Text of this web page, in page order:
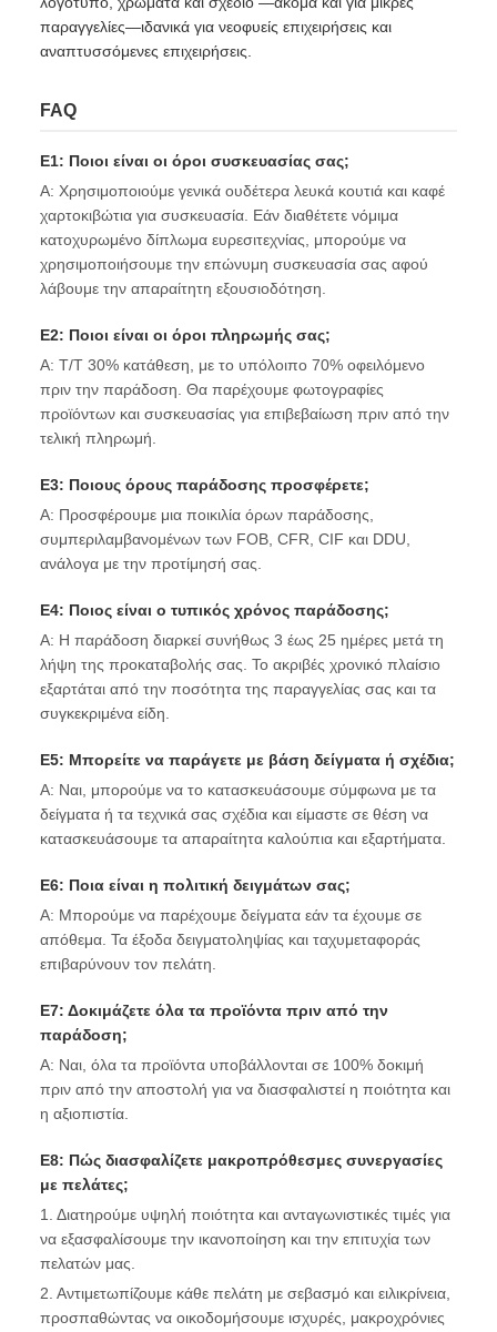
παραγγελίες—ιδανικά για νεοφυείς επιχειρήσεις και
αναπτυσσόμενες επιχειρήσεις.
FAQ
Ε1: Ποιοι είναι οι όροι συσκευασίας σας;
Α: Χρησιμοποιούμε γενικά ουδέτερα λευκά κουτιά και καφέ
χαρτοκιβώτια για συσκευασία. Εάν διαθέτετε νόμιμα
κατοχυρωμένο δίπλωμα ευρεσιτεχνίας, μπορούμε να
χρησιμοποιήσουμε την επώνυμη συσκευασία σας αφού
λάβουμε την απαραίτητη εξουσιοδότηση.
Ε2: Ποιοι είναι οι όροι πληρωμής σας;
Α: T/T 30% κατάθεση, με το υπόλοιπο 70% οφειλόμενο
πριν την παράδοση. Θα παρέχουμε φωτογραφίες
προϊόντων και συσκευασίας για επιβεβαίωση πριν από την
τελική πληρωμή.
Ε3: Ποιους όρους παράδοσης προσφέρετε;
Α: Προσφέρουμε μια ποικιλία όρων παράδοσης,
συμπεριλαμβανομένων των FOB, CFR, CIF και DDU,
ανάλογα με την προτίμησή σας.
Ε4: Ποιος είναι ο τυπικός χρόνος παράδοσης;
Α: Η παράδοση διαρκεί συνήθως 3 έως 25 ημέρες μετά τη
λήψη της προκαταβολής σας. Το ακριβές χρονικό πλαίσιο
εξαρτάται από την ποσότητα της παραγγελίας σας και τα
συγκεκριμένα είδη.
Ε5: Μπορείτε να παράγετε με βάση δείγματα ή σχέδια;
Α: Ναι, μπορούμε να το κατασκευάσουμε σύμφωνα με τα
δείγματα ή τα τεχνικά σας σχέδια και είμαστε σε θέση να
κατασκευάσουμε τα απαραίτητα καλούπια και εξαρτήματα.
Ε6: Ποια είναι η πολιτική δειγμάτων σας;
Α: Μπορούμε να παρέχουμε δείγματα εάν τα έχουμε σε
απόθεμα. Τα έξοδα δειγματοληψίας και ταχυμεταφοράς
επιβαρύνουν τον πελάτη.
Ε7: Δοκιμάζετε όλα τα προϊόντα πριν από την
παράδοση;
Α: Ναι, όλα τα προϊόντα υποβάλλονται σε 100% δοκιμή
πριν από την αποστολή για να διασφαλιστεί η ποιότητα και
η αξιοπιστία.
Ε8: Πώς διασφαλίζετε μακροπρόθεσμες συνεργασίες
με πελάτες;
1. Διατηρούμε υψηλή ποιότητα και ανταγωνιστικές τιμές για
να εξασφαλίσουμε την ικανοποίηση και την επιτυχία των
πελατών μας.
2. Αντιμετωπίζουμε κάθε πελάτη με σεβασμό και ειλικρίνεια,
προσπαθώντας να οικοδομήσουμε ισχυρές, μακροχρόνιες